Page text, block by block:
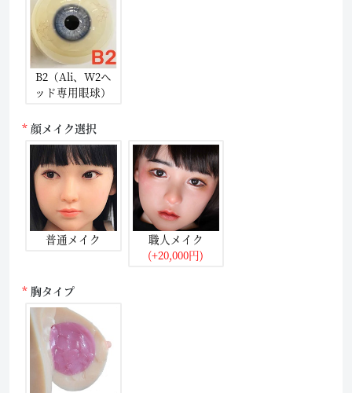
B2（Ali、W2ヘ
ッド専用眼球）
顔メイク選択
普通メイク
職人メイク
(+20,000円)
胸タイプ